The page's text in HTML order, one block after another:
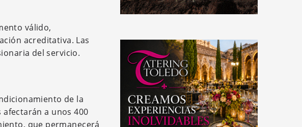
válido,
acreditativa. Las
del servicio.
de la
a unos 400
que permanecerá